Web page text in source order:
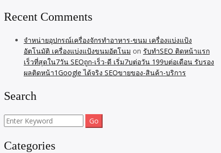
Recent Comments
จำหน่ายอุปกรณ์เครื่องจักรทำอาหาร-ขนม เครื่องแบ่งแป้ง
อัตโนมัติ เครื่องแบ่งแป้งขนมอัตโนม on รับทำSEO ติดหน้าแรก
เร็วที่สุดใน7วัน SEOถูก-เร็ว-ดี เริ่ม7บต่อวัน 199บต่อเดือน รับรอง
ผลติดหน้า1Google ได้จริง SEOขายของ-สินค้า-บริการ
Search
Search
for:
Categories